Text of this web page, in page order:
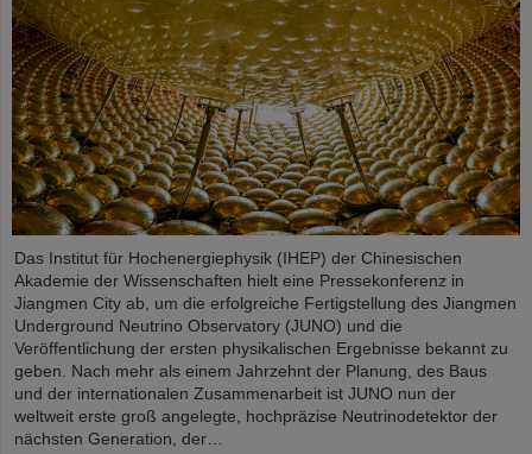
Das Institut für Hochenergiephysik (IHEP) der Chinesischen
Akademie der Wissenschaften hielt eine Pressekonferenz in
Jiangmen City ab, um die erfolgreiche Fertigstellung des Jiangmen
Underground Neutrino Observatory (JUNO) und die
Veröffentlichung der ersten physikalischen Ergebnisse bekannt zu
geben. Nach mehr als einem Jahrzehnt der Planung, des Baus
und der internationalen Zusammenarbeit ist JUNO nun der
weltweit erste groß angelegte, hochpräzise Neutrinodetektor der
nächsten Generation, der…